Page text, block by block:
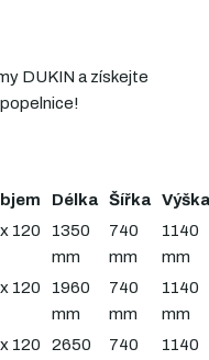
DUKIN a získejte
Délka Šířka Výška
120
1350
mm
740
mm
1140
mm
120
1960
mm
740
mm
1140
mm
120
2650
740
1140